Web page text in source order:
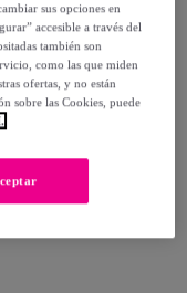
sus opciones en
accesible a través del
también son
como las que miden
ofertas, y no están
sobre las Cookies, puede